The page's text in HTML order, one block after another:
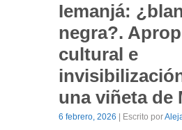
Iemanjá:
negra?.
cultural e
una viñeta de
6 febrero, 2026 | Escrito por